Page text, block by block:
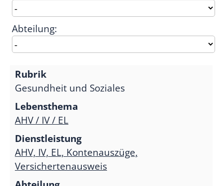
Abteilung:
Gesundheit und Soziales
AHV / IV / EL
AHV, IV, EL, Kontenauszüge,
Versichertenausweis